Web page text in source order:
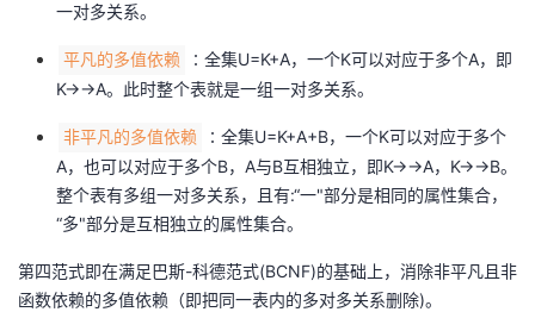
一对多关系。
平凡的多值依赖
∶全集U=K+A，一个K可以对应于多个A，即
K→→A。此时整个表就是一组一对多关系。
非平凡的多值依赖
∶全集U=K+A+B，一个K可以对应于多个
A，也可以对应于多个B，A与B互相独立，即K→→A，K→→B。
整个表有多组一对多关系，且有:“一"部分是相同的属性集合，
“多"部分是互相独立的属性集合。
第四范式即在满足巴斯-科德范式(BCNF)的基础上，消除非平凡且非
函数依赖的多值依赖（即把同一表内的多对多关系删除)。